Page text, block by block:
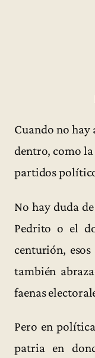
Cuando no
dentro, como
partidos
No hay duda
Pedrito o el
centurión,
también
faenas
Pero en
patria en